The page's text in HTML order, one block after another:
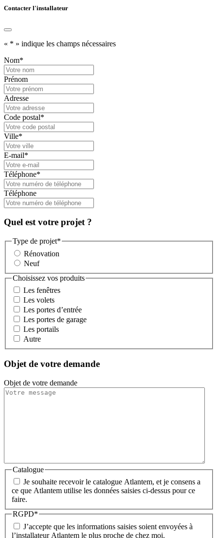
Contacter l'installateur
« * » indique les champs nécessaires
Nom*
Prénom
Adresse
Code postal*
Ville*
E-mail*
Téléphone*
Téléphone
Quel est votre projet ?
Type de projet*
Rénovation
Neuf
Choisissez vos produits
Les fenêtres
Les volets
Les portes d’entrée
Les portes de garage
Les portails
Autre
Objet de votre demande
Objet de votre demande
Catalogue
Je souhaite recevoir le catalogue Atlantem, et je consens a
ce que Atlantem utilise les données saisies ci-dessus pour ce
faire.
RGPD*
J’accepte que les informations saisies soient envoyées à
l’installateur Atlantem le plus proche de chez moi.